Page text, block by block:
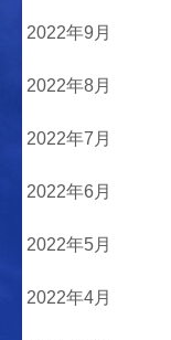
2022年9月
2022年8月
2022年7月
2022年6月
2022年5月
2022年4月